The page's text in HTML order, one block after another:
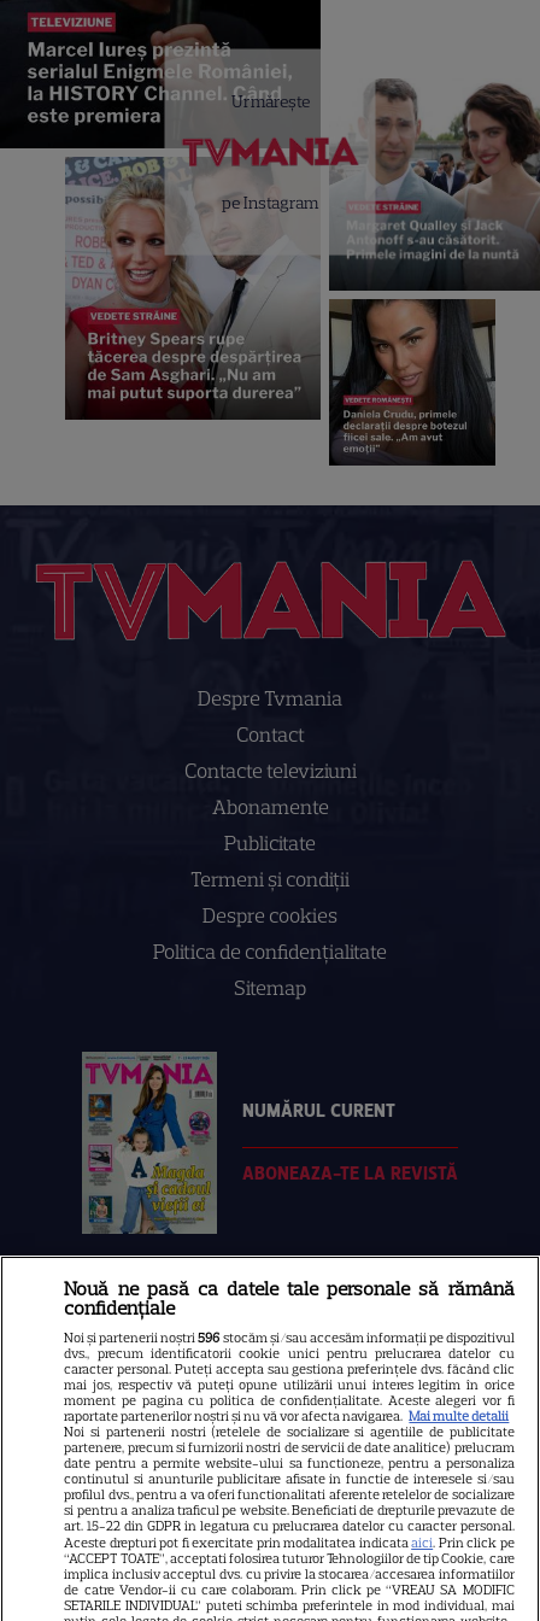
Urmărește
pe Instagram
Despre Tvmania
Contact
Contacte televiziuni
Abonamente
Publicitate
Termeni și condiții
Despre cookies
Politica de confidenţialitate
Sitemap
NUMĂRUL CURENT
ABONEAZA-TE LA REVISTĂ
Libertatea
Libertatea pentru femei
GSP
Știri mondene
Avantaje
Elle
Unica
Retete practice
URMĂREȘTE-NE PE
Nouă ne pasă ca datele tale personale să rămână
confidențiale
Noi și partenerii noștri596 stocăm și/sau accesăm informații pe dispozitivul
dvs., precum identificatorii cookie unici pentru prelucrarea datelor cu
caracter personal. Puteți accepta sau gestiona preferințele dvs. făcând clic
mai jos, respectiv vă puteți opune utilizării unui interes legitim în orice
moment pe pagina cu politica de confidențialitate. Aceste alegeri vor fi
raportate partenerilor noștri și nu vă vor afecta navigarea. Mai multe detalii
Noi si partenerii nostri (retelele de socializare si agentiile de publicitate
partenere, precum si furnizorii nostri de servicii de date analitice) prelucram
date pentru a permite website-ului sa functioneze, pentru a personaliza
continutul si anunturile publicitare afisate in functie de interesele si/sau
profilul dvs., pentru a va oferi functionalitati aferente retelelor de socializare
si pentru a analiza traficul pe website. Beneficiati de drepturile prevazute de
art. 15-22 din GDPR in legatura cu prelucrarea datelor cu caracter personal.
Aceste drepturi pot fi exercitate prin modalitatea indicataaici. Prin click pe
“ACCEPT TOATE”, acceptati folosirea tuturor Tehnologiilor de tip Cookie, care
implica inclusiv acceptul dvs. cu privire la stocarea/accesarea informatiilor
de catre Vendor-ii cu care colaboram. Prin click pe “VREAU SA MODIFIC
SETARILE INDIVIDUAL” puteti schimba preferintele in mod individual, mai